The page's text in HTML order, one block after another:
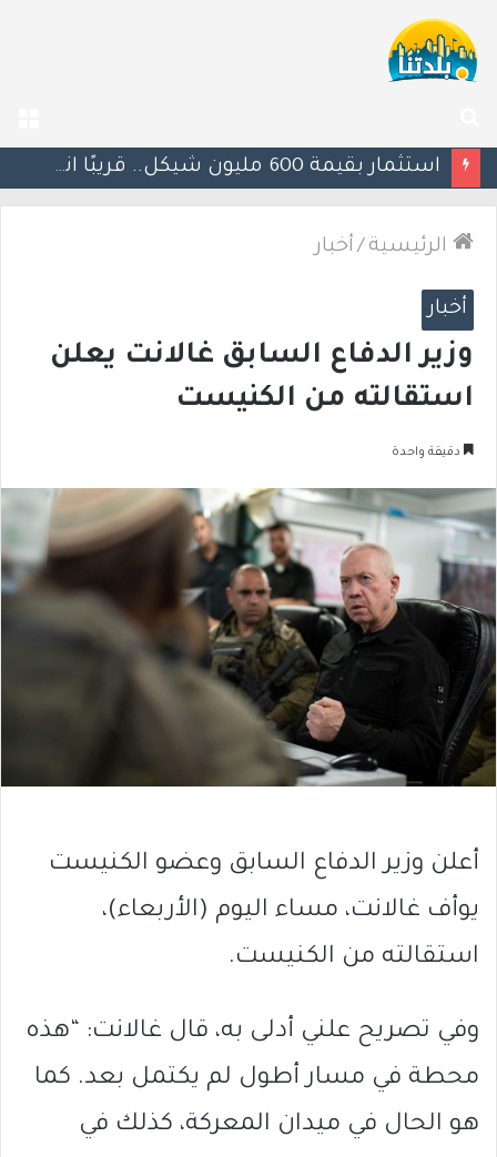
عن
الرئيسية / أخبار
أخبار
وزير الدفاع السابق غالانت يعلن
استقالته من الكنيست
دقيقة واحدة
أعلن وزير الدفاع السابق وعضو الكنيست
يوأف غالانت، مساء اليوم (الأربعاء)،
استقالته من الكنيست.
وفي تصريح علني أدلى به، قال غالانت: “هذه
محطة في مسار أطول لم يكتمل بعد. كما
هو الحال في ميدان المعركة، كذلك في